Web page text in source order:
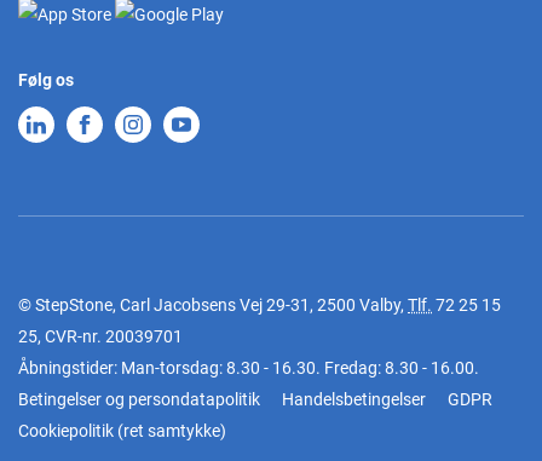
Følg os
© StepStone, Carl Jacobsens Vej 29-31, 2500 Valby, Tlf. 72 25 15
25, CVR-nr. 20039701
Åbningstider: Man-torsdag: 8.30 - 16.30. Fredag: 8.30 - 16.00.
Betingelser og persondatapolitik
Handelsbetingelser
GDPR
Cookiepolitik (ret samtykke)